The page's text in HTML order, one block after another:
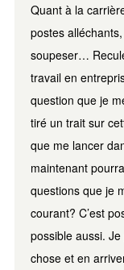
Quant à la
postes
soupeser…
travail en
question que je
tiré un trait sur
que me lancer
maintenant
questions que je
courant? C’est
possible aussi.
chose et en